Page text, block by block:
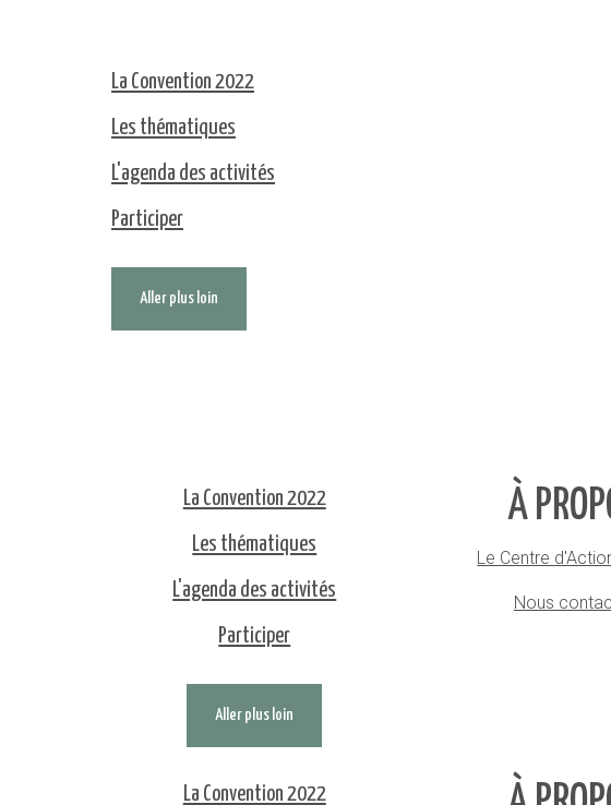
La Convention 2022
Les thématiques
L'agenda des activités
Participer
Aller plus loin
La Convention 2022
Les thématiques
L'agenda des activités
Participer
Aller plus loin
À
Le Centre
Nous
La Convention 2022